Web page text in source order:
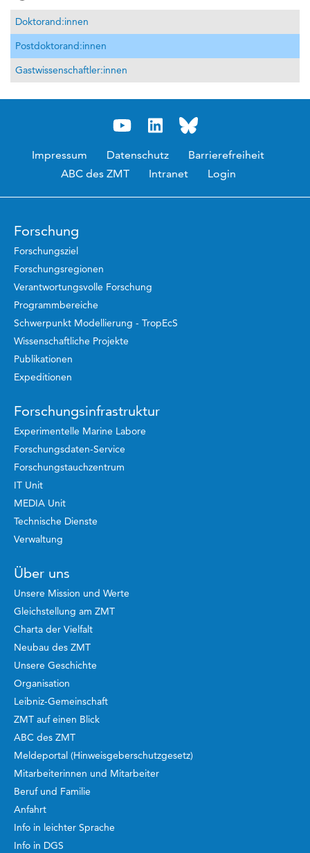
Doktorand:innen
Postdoktorand:innen
Gastwissenschaftler:innen
Impressum Datenschutz
Barrierefreiheit
ABC des ZMT
Intranet Login
Forschung
Forschungsziel
Forschungsregionen
Verantwortungsvolle Forschung
Programmbereiche
Schwerpunkt Modellierung - TropEcS
Wissenschaftliche Projekte
Publikationen
Expeditionen
Forschungsinfrastruktur
Experimentelle Marine Labore
Forschungsdaten-Service
Forschungstauchzentrum
IT Unit
MEDIA Unit
Technische Dienste
Verwaltung
Über uns
Unsere Mission und Werte
Gleichstellung am ZMT
Charta der Vielfalt
Neubau des ZMT
Unsere Geschichte
Organisation
Leibniz-Gemeinschaft
ZMT auf einen Blick
ABC des ZMT
Meldeportal (Hinweisgeberschutzgesetz)
Mitarbeiterinnen und Mitarbeiter
Beruf und Familie
Anfahrt
Info in leichter Sprache
Info in DGS